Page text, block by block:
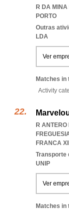
R DA
PORTO
Outras
LDA
Ver
Matches in
Activity
R ANTERO
FRANCA
Transporte
UNIP
Ver
Matches in